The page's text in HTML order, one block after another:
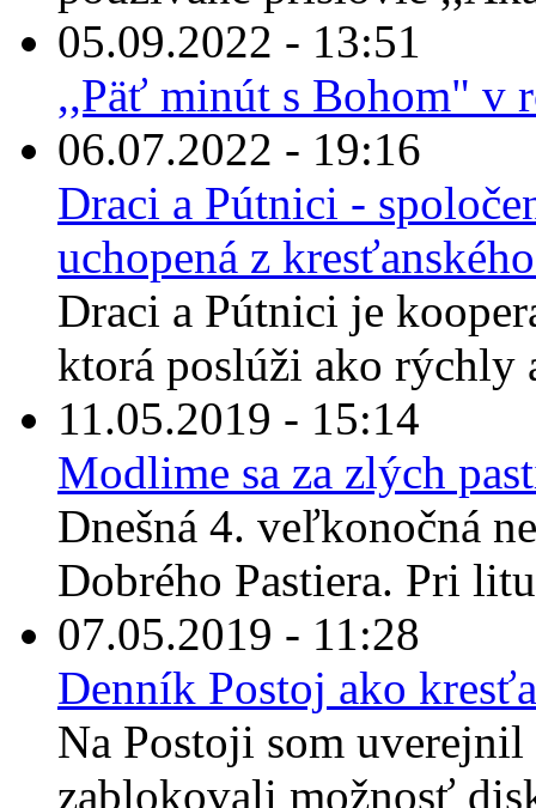
05.09.2022 - 13:51
,,Päť minút s Bohom" v
06.07.2022 - 19:16
Draci a Pútnici -
uchopená z
Draci a Pútnici je
ktorá poslúži ako rýchly
11.05.2019 - 15:14
Modlime sa za zlých
Dnešná 4. veľkonočná
Dobrého Pastiera. Pri
07.05.2019 - 11:28
Denník Postoj ako
Na Postoji som
zablokovali možnosť